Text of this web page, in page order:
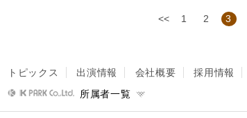
<< 1 2 3
トピックス 出演情報 会社概要 採用情報
所属者一覧